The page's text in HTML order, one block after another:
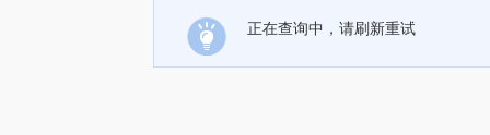
正在查询中，请刷新重试